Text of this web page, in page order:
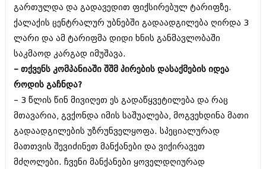
არქივი
აგვისტო 2018 (162)
ივლისი 2018 (223)
ივნისი 2018 (244)
მაისი 2018 (211)
აპრილი 2018 (194)
თებერვალი 2018 (208)
იანვარი 2018 (215)
დეკემბერი 2017 (243)
ნოემბერი 2017 (212)
ოქტომბერი 2017 (231)
სექტემბერი 2017 (261)
სექტემბერი 2020 (204)
აგვისტო 2020 (249)
ივლისი 2020 (204)
ივნისი 2020 (249)
არქივის ზომის ნახვა
გართულდა და გადავედით ფიქსირებულ ტარიფზე.
ქალაქის ცენტრალურ უბნებში გადაადგილება ღირდა 3
ლარი და ამ ტარიფმა დიდი ხნის განმავლობაში
საკმაოდ კარგად იმუშავა.
– თქვენს კომპანიაში შშმ პირების დასაქმების იდეა
როდის გაჩნდა?
– 3 წლის წინ მივიღეთ ეს გადაწყვეტილება და რაც
მთავარია, გვქონდა იმის საშუალება, მოგვეხდინა მათი
გადაადგილების უზრუნველყოფა. სპეციალურად
მათთვის შევიძინეთ მანქანები და ვიქირავეთ
მძღოლები. ჩვენი მანქანები ყოველდღიურად